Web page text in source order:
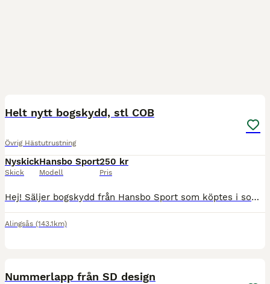
Helt nytt bogskydd, stl COB
Övrig Hästutrustning
Nyskick
Skick
Hansbo Sport
Modell
250 kr
Pris
Hej! Säljer bogskydd från Hansbo Sport som köptes i somras men har aldrig använts då det var för litet. Prislapp kvar. Storlek cob
Alingsås (143.1km)
Nummerlapp från SD design